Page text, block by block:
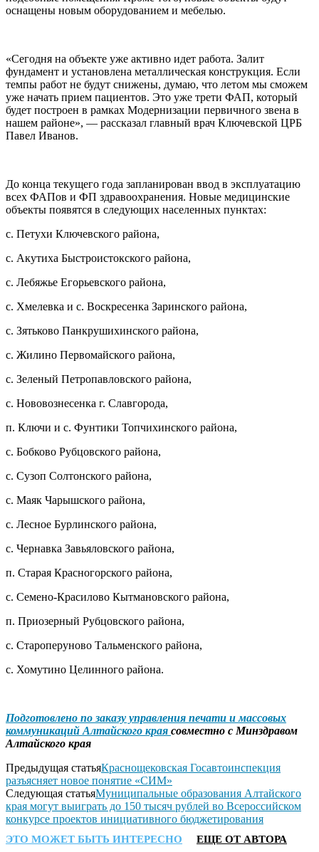
оснащены новым оборудованием и мебелью.
«Сегодня на объекте уже активно идет работа. Залит
фундамент и установлена металлическая конструкция. Если
темпы работ не будут снижены, думаю, что летом мы сможем
уже начать прием пациентов. Это уже трети ФАП, который
будет построен в рамках Модернизации первичного звена в
нашем районе», — рассказал главный врач Ключевской ЦРБ
Павел Иванов.
До конца текущего года запланирован ввод в эксплуатацию
всех ФАПов и ФП здравоохранения. Новые медицинские
объекты появятся в следующих населенных пунктах:
с. Петухи Ключевского района,
с. Акутиха Быстроистокского района,
с. Лебяжье Егорьевского района,
с. Хмелевка и с. Воскресенка Заринского района,
с. Зятьково Панкрушихинского района,
с. Жилино Первомайского района,
с. Зеленый Петропавловского района,
с. Нововознесенка г. Славгорода,
п. Ключи и с. Фунтики Топчихинского района,
с. Бобково Рубцовского района,
с. Сузоп Солтонского района,
с. Маяк Чарышского района,
с. Лесное Бурлинского района,
с. Чернавка Завьяловского района,
п. Старая Красногорского района,
с. Семено-Красилово Кытмановского района,
п. Приозерный Рубцовского района,
с. Староперуново Тальменского района,
с. Хомутино Целинного района.
Подготовлено по заказу управления печати и массовых
коммуникаций Алтайского края совместно с Минздравом
Алтайского края
Предыдущая статьяКраснощековская Госавтоинспекция
разъясняет новое понятие «СИМ»
Следующая статьяМуниципальные образования Алтайского
края могут выиграть до 150 тысяч рублей во Всероссийском
конкурсе проектов инициативного бюджетирования
ЭТО МОЖЕТ БЫТЬ ИНТЕРЕСНО ЕЩЕ ОТ АВТОРА